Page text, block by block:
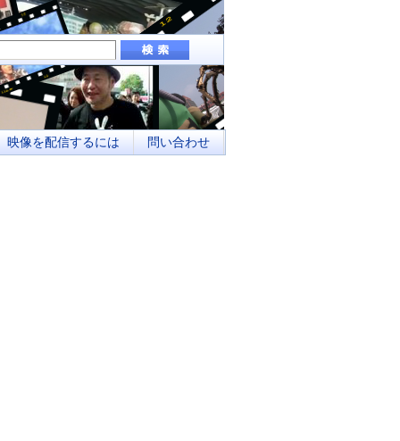
み、地域メディアとしてのネットワーク化
映像を配信するには 問い合わせ